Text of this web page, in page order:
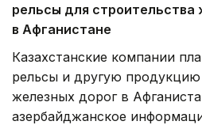
рельсы для строительства
в Афганистане
Казахстанские компании
рельсы и другую
железных дорог в
азербайджанское